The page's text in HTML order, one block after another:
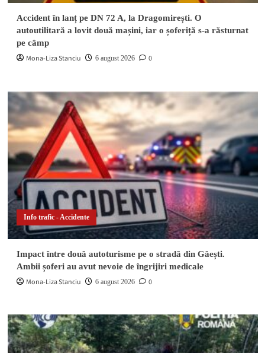
Accident în lanț pe DN 72 A, la Dragomirești. O
autoutilitară a lovit două mașini, iar o șoferiță s-a răsturnat
pe câmp
Mona-Liza Stanciu 6 august 2026 0
Info trafic - Accidente
Impact între două autoturisme pe o stradă din Găești.
Ambii șoferi au avut nevoie de îngrijiri medicale
Mona-Liza Stanciu 6 august 2026 0